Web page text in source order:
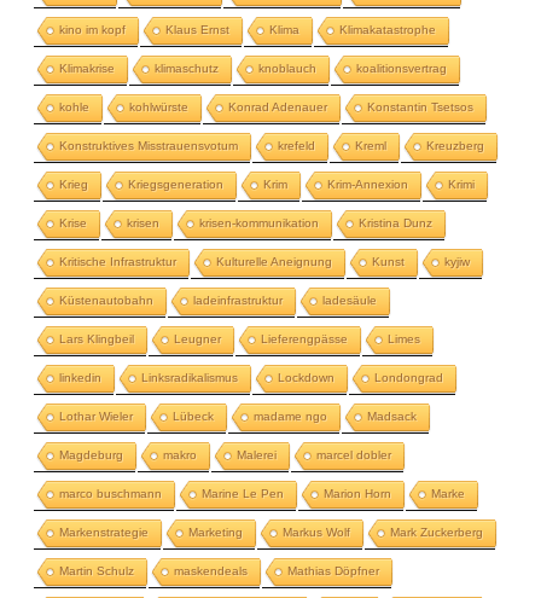
kino im kopf Klaus Ernst Klima Klimakatastrophe
Klimakrise klimaschutz knoblauch koalitionsvertrag
kohle kohlwürste Konrad Adenauer Konstantin Tsetsos
Konstruktives Misstrauensvotum krefeld Kreml Kreuzberg
Krieg Kriegsgeneration Krim Krim-Annexion Krimi
Krise krisen krisen-kommunikation Kristina Dunz
Kritische Infrastruktur Kulturelle Aneignung Kunst kyjiw
Küstenautobahn ladeinfrastruktur ladesäule
Lars Klingbeil Leugner Lieferengpässe Limes
linkedin Linksradikalismus Lockdown Londongrad
Lothar Wieler Lübeck madame ngo Madsack
Magdeburg makro Malerei marcel dobler
marco buschmann Marine Le Pen Marion Horn Marke
Markenstrategie Marketing Markus Wolf Mark Zuckerberg
Martin Schulz maskendeals Mathias Döpfner